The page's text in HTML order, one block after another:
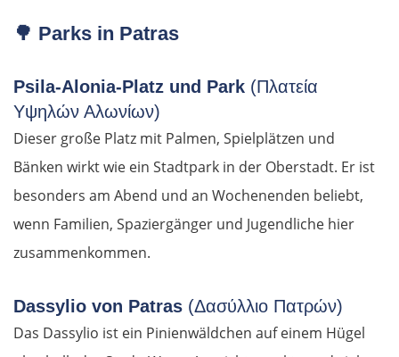
🌳 Parks in Patras
Psila-Alonia-Platz und Park (Πλατεία
Υψηλών Αλωνίων)
Dieser große Platz mit Palmen, Spielplätzen und
Bänken wirkt wie ein Stadtpark in der Oberstadt. Er ist
besonders am Abend und an Wochenenden beliebt,
wenn Familien, Spaziergänger und Jugendliche hier
zusammenkommen.
Dassylio von Patras (Δασύλλιο Πατρών)
Das Dassylio ist ein Pinienwäldchen auf einem Hügel